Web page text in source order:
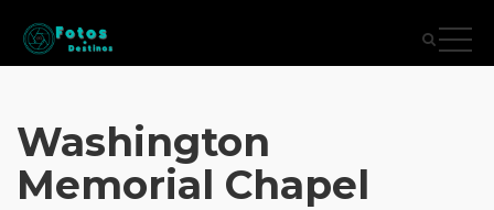
Washington
Memorial Chapel